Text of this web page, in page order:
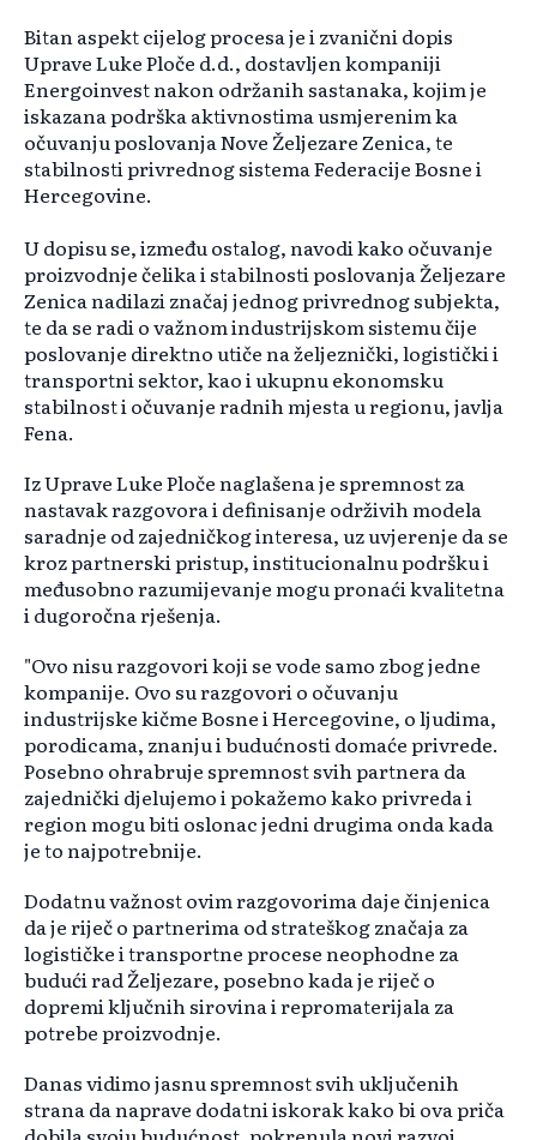
Bitan aspekt cijelog procesa je i zvanični dopis
Uprave Luke Ploče d.d., dostavljen kompaniji
Energoinvest nakon održanih sastanaka, kojim je
iskazana podrška aktivnostima usmjerenim ka
očuvanju poslovanja Nove Željezare Zenica, te
stabilnosti privrednog sistema Federacije Bosne i
Hercegovine.
U dopisu se, između ostalog, navodi kako očuvanje
proizvodnje čelika i stabilnosti poslovanja Željezare
Zenica nadilazi značaj jednog privrednog subjekta,
te da se radi o važnom industrijskom sistemu čije
poslovanje direktno utiče na željeznički, logistički i
transportni sektor, kao i ukupnu ekonomsku
stabilnost i očuvanje radnih mjesta u regionu, javlja
Fena.
Iz Uprave Luke Ploče naglašena je spremnost za
nastavak razgovora i definisanje održivih modela
saradnje od zajedničkog interesa, uz uvjerenje da se
kroz partnerski pristup, institucionalnu podršku i
međusobno razumijevanje mogu pronaći kvalitetna
i dugoročna rješenja.
"Ovo nisu razgovori koji se vode samo zbog jedne
kompanije. Ovo su razgovori o očuvanju
industrijske kičme Bosne i Hercegovine, o ljudima,
porodicama, znanju i budućnosti domaće privrede.
Posebno ohrabruje spremnost svih partnera da
zajednički djelujemo i pokažemo kako privreda i
region mogu biti oslonac jedni drugima onda kada
je to najpotrebnije.
Dodatnu važnost ovim razgovorima daje činjenica
da je riječ o partnerima od strateškog značaja za
logističke i transportne procese neophodne za
budući rad Željezare, posebno kada je riječ o
dopremi ključnih sirovina i repromaterijala za
potrebe proizvodnje.
Danas vidimo jasnu spremnost svih uključenih
strana da naprave dodatni iskorak kako bi ova priča